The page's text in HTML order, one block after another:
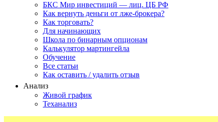
БКС Мир инвестиций — лиц. ЦБ РФ
Как вернуть деньги от лже-брокера?
Как торговать?
Для начинающих
Школа по бинарным опционам
Калькулятор мартингейла
Обучение
Все статьи
Как оставить / удалить отзыв
Анализ
Живой график
Теханализ